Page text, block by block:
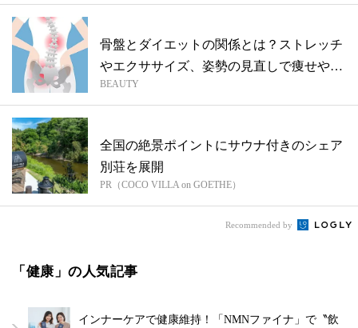
骨盤とダイエットの関係とは？ストレッチ
やエクササイズ、姿勢の見直しで痩せやす
い体...
BEAUTY
全国の絶景ポイントにサウナ付きのシェア
別荘を展開
PR（COCO VILLA on GOETHE）
Recommended by
「健康」の人気記事
インナーケアで健康維持！「NMNファイナ」で〝飲